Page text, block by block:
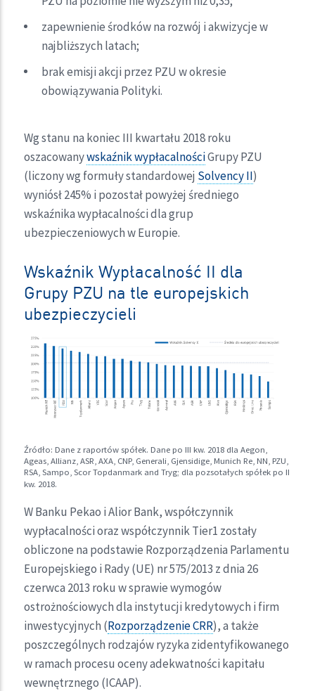
zapewnienie środków na rozwój i akwizycje w
najbliższych latach;
brak emisji akcji przez PZU w okresie
obowiązywania Polityki.
Wg stanu na koniec III kwartału 2018 roku
oszacowanywskaźnik wypłacalnościGrupy PZU
(liczony wg formuły standardowej Solvency II)
wyniósł 245% i pozostał powyżej średniego
wskaźnika wypłacalności dla grup
ubezpieczeniowych w Europie.
Wskaźnik Wypłacalność II dla
Grupy PZU na tle europejskich
ubezpieczycieli
Źródło: Dane z raportów spółek. Dane po III kw. 2018 dla Aegon,
Ageas, Allianz, ASR, AXA, CNP, Generali, Gjensidige, Munich Re, NN, PZU,
RSA, Sampo, Scor Topdanmark and Tryg; dla pozsotałych spółek po II
kw. 2018.
W Banku Pekao i Alior Bank, współczynnik
wypłacalności oraz współczynnik Tier1 zostały
obliczone na podstawie Rozporządzenia Parlamentu
Europejskiego i Rady (UE) nr 575/2013 z dnia 26
czerwca 2013 roku w sprawie wymogów
ostrożnościowych dla instytucji kredytowych i firm
inwestycyjnych (Rozporządzenie CRR), a także
poszczególnych rodzajów ryzyka zidentyfikowanego
w ramach procesu oceny adekwatności kapitału
wewnętrznego (ICAAP).